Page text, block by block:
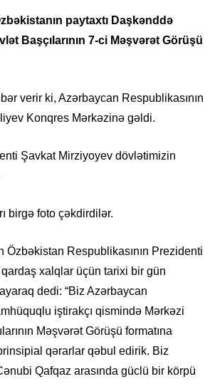
paytaxtı Daşkənddə
Başçılarının 7-ci Məşvərət Görüşü
verir ki, Azərbaycan Respublikasının
Konqres Mərkəzinə gəldi.
Şavkat Mirziyoyev dövlətimizin
birgə foto çəkdirdilər.
Özbəkistan Respublikasının Prezidenti
xalqlar üçün tarixi bir gün
dedi: “Biz Azərbaycan
iştirakçı qismində Mərkəzi
Məşvərət Görüşü formatına
qərarlar qəbul edirik. Biz
Qafqaz arasında güclü bir körpü